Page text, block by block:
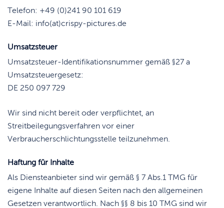
Telefon: +49 (0)241 90 101 619
E-Mail: info(at)crispy-pictures.de
Umsatzsteuer
Umsatzsteuer-Identifikationsnummer gemäß §27 a
Umsatzsteuergesetz:
DE 250 097 729
Wir sind nicht bereit oder verpflichtet, an
Streitbeilegungsverfahren vor einer
Verbraucherschlichtungsstelle teilzunehmen.
Haftung für Inhalte
Als Diensteanbieter sind wir gemäß § 7 Abs.1 TMG für
eigene Inhalte auf diesen Seiten nach den allgemeinen
Gesetzen verantwortlich. Nach §§ 8 bis 10 TMG sind wir